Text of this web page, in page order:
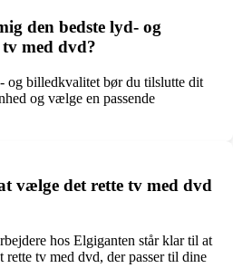
den bedste lyd- og
med dvd?
og billedkvalitet bør du tilslutte dit
og vælge en passende
vælge det rette tv med dvd
hos Elgiganten står klar til at
tv med dvd, der passer til dine